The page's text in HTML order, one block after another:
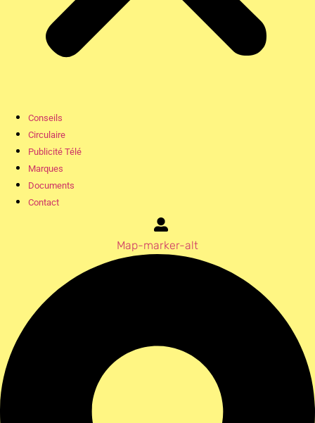
Conseils
Circulaire
Publicité Télé
Marques
Documents
Contact
Map-marker-alt